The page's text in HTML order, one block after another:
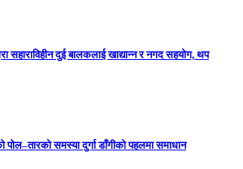
सहाराविहीन दुई बालकलाई खाद्यान्न र नगद सहयोग, थप
समस्या दुर्गा डाँगीको पहलमा समाधान